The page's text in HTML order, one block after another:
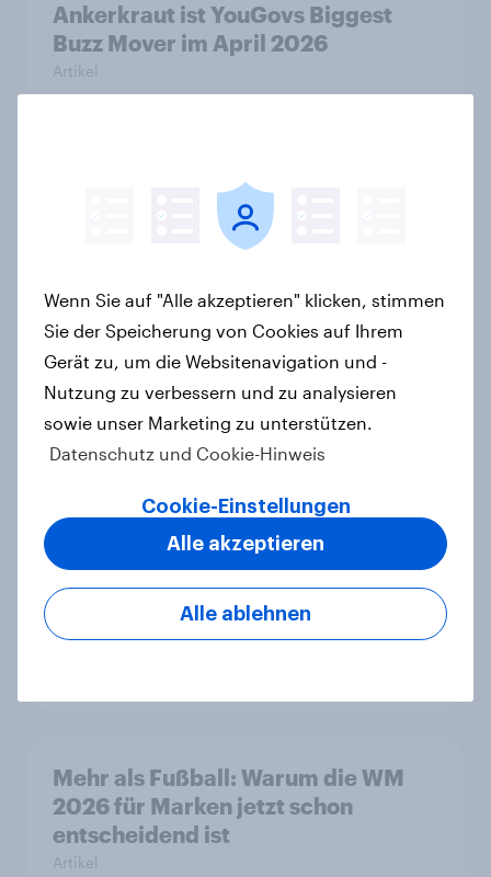
Ankerkraut ist YouGovs Biggest
Buzz Mover im April 2026
Artikel
Die beliebtesten Automarken der
Schweiz 2026: Mercedes-Benz
führt vor Toyota und BMW – Toyota
Artikel
Deutschlands beliebteste
Automarken 2026: Audi führt vor
BMW und Mercedes-Benz – BYD
Auto rankings 2026 Germany:
Driving brand preference
Mehr als Fußball: Warum die WM
2026 für Marken jetzt schon
entscheidend ist
Artikel
Wenn Sie auf "Alle akzeptieren" klicken, stimmen
Sie der Speicherung von Cookies auf Ihrem
Gerät zu, um die Websitenavigation und -
Nutzung zu verbessern und zu analysieren
sowie unser Marketing zu unterstützen.
Datenschutz und Cookie-Hinweis
Cookie-Einstellungen
Alle ablehnen
Alle akzeptieren